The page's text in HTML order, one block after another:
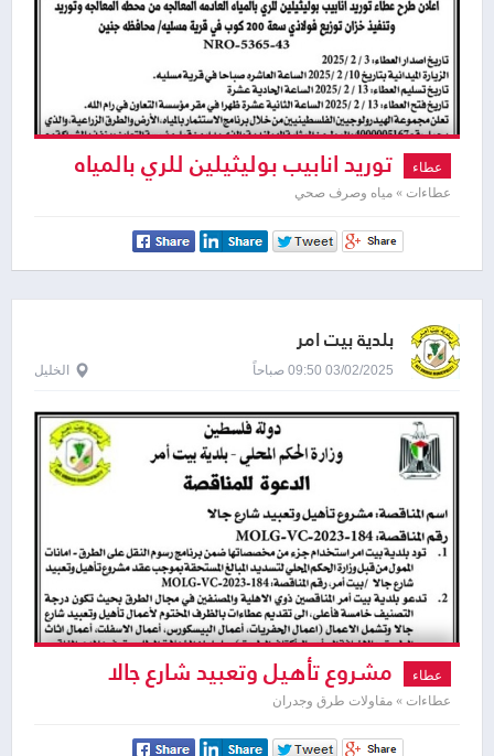
عطاء توريد انابيب بوليثيلين للري بالمياه
العادمة المعالجه من محطه المعالجه وتوريد
في قرية مسليه
عطاءات » مياه وصرف صحي
بلدية بيت امر
03/02/2025 09:50 صباحاً الخليل
عطاء مشروع تأهيل وتعبيد شارع جالا
عطاءات » مقاولات طرق وجدران